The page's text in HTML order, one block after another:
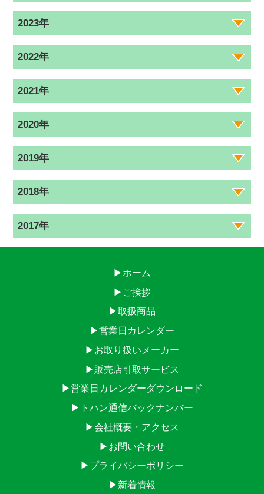
2023年
2022年
2021年
2020年
2019年
2018年
2017年
▶ホーム
▶ご挨拶
▶取扱商品
▶営業日カレンダー
▶お取り扱いメーカー
▶販売店引取サービス
▶営業日カレンダーダウンロード
▶トハン通信バックナンバー
▶会社概要・アクセス
▶お問い合わせ
▶プライバシーポリシー
▶新着情報